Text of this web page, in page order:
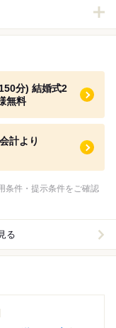
分) 結婚式2
無料
計より
条件・提示条件をご確認
る